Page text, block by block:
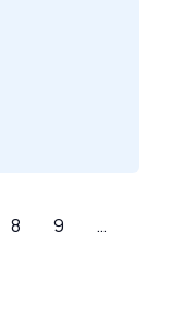
8 9
…